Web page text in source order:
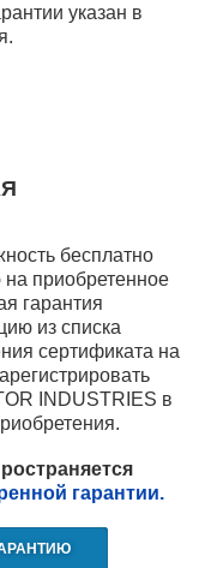
указан в
бесплатно
приобретенное
гарантия
из списка
сертификата на
INDUSTRIES в
гарантии.